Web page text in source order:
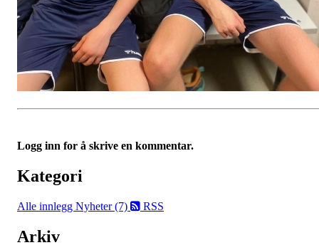
Logg inn for å skrive en kommentar.
Kategori
Alle innlegg Nyheter (7) RSS
Arkiv